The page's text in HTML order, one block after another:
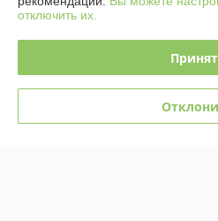
Полная версия сайта
Политика обработки cookies
Сайт создан на платформе
отключить их.